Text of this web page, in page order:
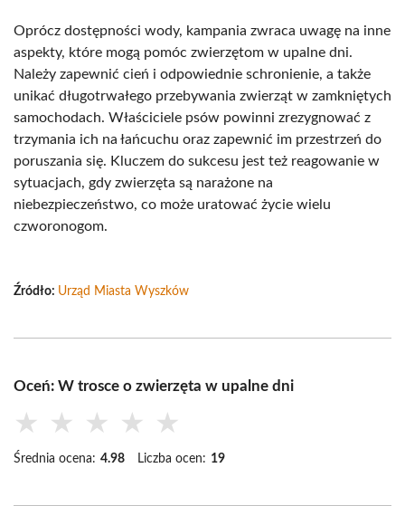
Oprócz dostępności wody, kampania zwraca uwagę na inne
aspekty, które mogą pomóc zwierzętom w upalne dni.
Należy zapewnić cień i odpowiednie schronienie, a także
unikać długotrwałego przebywania zwierząt w zamkniętych
samochodach. Właściciele psów powinni zrezygnować z
trzymania ich na łańcuchu oraz zapewnić im przestrzeń do
poruszania się. Kluczem do sukcesu jest też reagowanie w
sytuacjach, gdy zwierzęta są narażone na
niebezpieczeństwo, co może uratować życie wielu
czworonogom.
Źródło: Urząd Miasta Wyszków
Oceń: W trosce o zwierzęta w upalne dni
★ ★ ★ ★ ★
Średnia ocena: 4.98 Liczba ocen: 19